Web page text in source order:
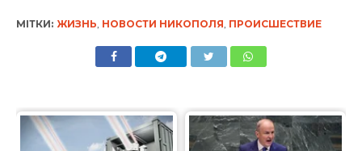
МІТКИ: ЖИЗНЬ НОВОСТИ НИКОПОЛЯ ПРОИСШЕСТВИЕ